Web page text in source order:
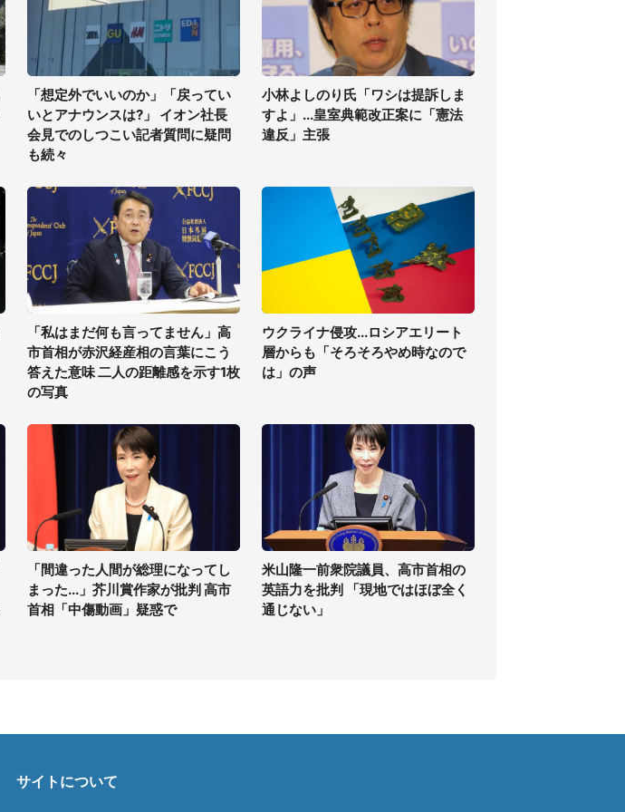
「想定外でいいのか」「戻ってい
いとアナウンスは?」 イオン社長
会見でのしつこい記者質問に疑問
も続々
小林よしのり氏「ワシは提訴しま
すよ」...皇室典範改正案に「憲法
違反」主張
「私はまだ何も言ってません」高
市首相が赤沢経産相の言葉にこう
答えた意味 二人の距離感を示す1枚
の写真
ウクライナ侵攻...ロシアエリート
層からも「そろそろやめ時なので
は」の声
「間違った人間が総理になってし
まった...」芥川賞作家が批判 高市
首相「中傷動画」疑惑で
米山隆一前衆院議員、高市首相の
英語力を批判 「現地ではほぼ全く
通じない」
サイトについて